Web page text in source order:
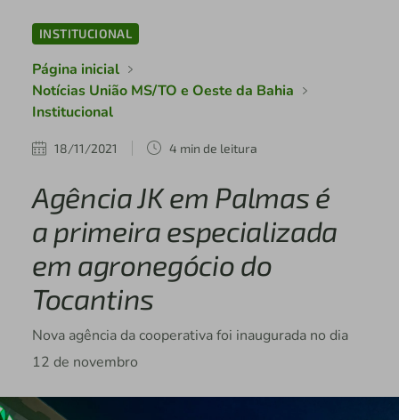
INSTITUCIONAL
Página inicial
Notícias União MS/TO e Oeste da Bahia
Institucional
18/11/2021 4 min de leitura
Agência JK em Palmas é
a primeira especializada
em agronegócio do
Tocantins
Nova agência da cooperativa foi inaugurada no dia
12 de novembro